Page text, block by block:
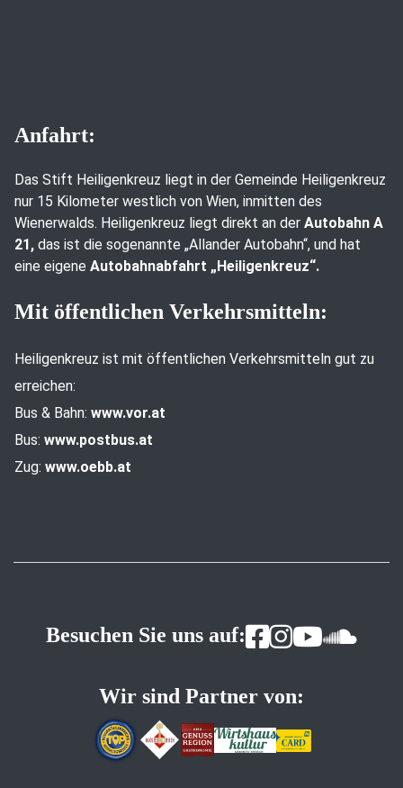
Anfahrt:
Das Stift Heiligenkreuz liegt in der Gemeinde Heiligenkreuz
nur 15 Kilometer westlich von Wien, inmitten des
Wienerwalds. Heiligenkreuz liegt direkt an der Autobahn A
21, das ist die sogenannte „Allander Autobahn“, und hat
eine eigene Autobahnabfahrt „Heiligenkreuz“.
Mit öffentlichen Verkehrsmitteln:
Heiligenkreuz ist mit öffentlichen Verkehrsmitteln gut zu
erreichen:
Bus & Bahn: www.vor.at
Bus: www.postbus.at
Zug: www.oebb.at
Besuchen Sie uns auf:
Wir sind Partner von: